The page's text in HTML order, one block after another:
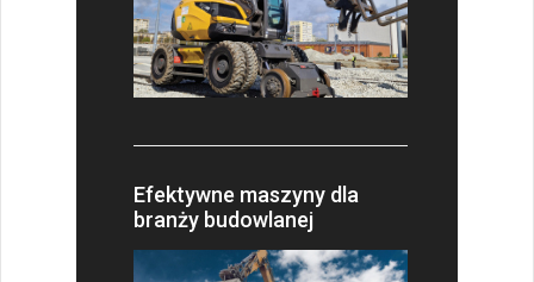
Efektywne maszyny dla
branży budowlanej